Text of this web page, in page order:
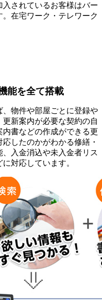
されているお客様はバー
在宅ワーク・テレワーク
能を全て搭載
、物件や部屋ごとに登録や
新案内が必要な契約の自
書などの作成ができる更
したのかがわかる修繕・
入金消込や未入金者リス
対応しています。